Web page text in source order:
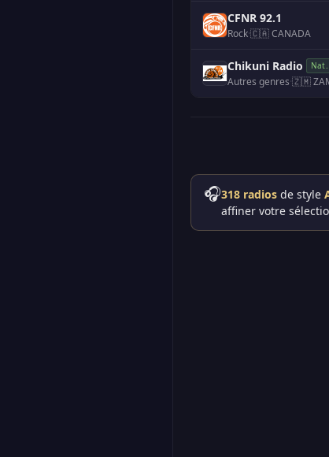
CFNR 92.1
Rock·🇨🇦 CANADA
Chikuni Radio Nat.
Autres genres·🇿🇲
🎧318 radios de style
affiner votre